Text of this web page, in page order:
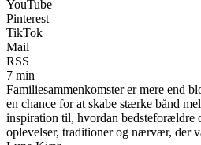
YouTube
Pinterest
TikTok
Mail
RSS
7 min
Familiesammenkomster er mere end
en chance for at skabe stærke bånd
inspiration til, hvordan bedsteforældre
oplevelser, traditioner og nærvær, der